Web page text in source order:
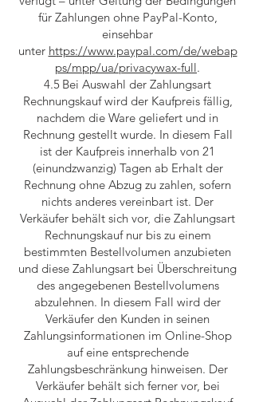
für Zahlungen ohne PayPal-Konto,
einsehbar
unter https://www.paypal.com/de/webap
ps/mpp/ua/privacywax-full.
4.5 Bei Auswahl der Zahlungsart
Rechnungskauf wird der Kaufpreis fällig,
nachdem die Ware geliefert und in
Rechnung gestellt wurde. In diesem Fall
ist der Kaufpreis innerhalb von 21
(einundzwanzig) Tagen ab Erhalt der
Rechnung ohne Abzug zu zahlen, sofern
nichts anderes vereinbart ist. Der
Verkäufer behält sich vor, die Zahlungsart
Rechnungskauf nur bis zu einem
bestimmten Bestellvolumen anzubieten
und diese Zahlungsart bei Überschreitung
des angegebenen Bestellvolumens
abzulehnen. In diesem Fall wird der
Verkäufer den Kunden in seinen
Zahlungsinformationen im Online-Shop
auf eine entsprechende
Zahlungsbeschränkung hinweisen. Der
Verkäufer behält sich ferner vor, bei